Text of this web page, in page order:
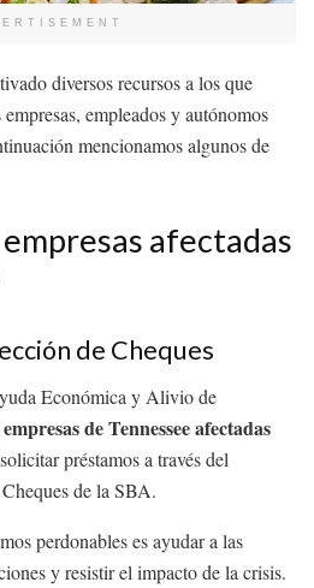
diversos recursos a los que
empleados y autónomos
mencionamos algunos de
afectadas
de Cheques
Económica y Alivio de
de Tennessee afectadas
préstamos a través del
de la SBA.
perdonables es ayudar a las
y resistir el impacto de la crisis.